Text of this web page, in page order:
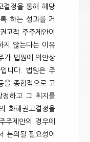
결정을 통해 해당
하는 성과를 거
고적 주주제안이
지 않는다는 이유
가 법원에 의안상
니다. 법원은 주
을 종합적으로 고
정하고 그 취지를
화해권고결정을
주제안의 경우에
논의될 필요성이